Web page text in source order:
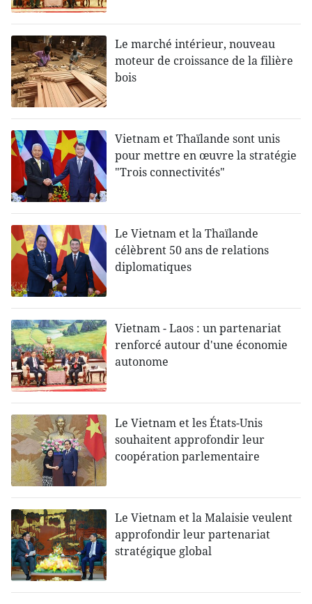
Le marché intérieur, nouveau
moteur de croissance de la filière
bois
Vietnam et Thaïlande sont unis
pour mettre en œuvre la stratégie
"Trois connectivités"
Le Vietnam et la Thaïlande
célèbrent 50 ans de relations
diplomatiques
Vietnam - Laos : un partenariat
renforcé autour d'une économie
autonome
Le Vietnam et les États-Unis
souhaitent approfondir leur
coopération parlementaire
Le Vietnam et la Malaisie veulent
approfondir leur partenariat
stratégique global